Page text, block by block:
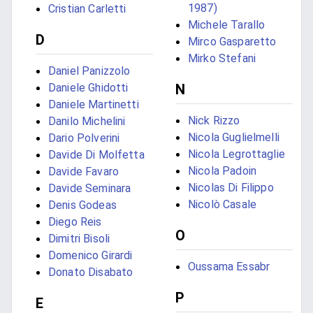
Cristian Carletti
D
Daniel Panizzolo
Daniele Ghidotti
Daniele Martinetti
Danilo Michelini
Dario Polverini
Davide Di Molfetta
Davide Favaro
Davide Seminara
Denis Godeas
Diego Reis
Dimitri Bisoli
Domenico Girardi
Donato Disabato
E
1987)
Michele Tarallo
Mirco Gasparetto
Mirko Stefani
N
Nick Rizzo
Nicola Guglielmelli
Nicola Legrottaglie
Nicola Padoin
Nicolas Di Filippo
Nicolò Casale
O
Oussama Essabr
P